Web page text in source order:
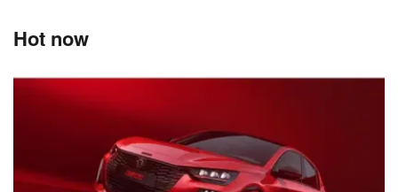
Hot now